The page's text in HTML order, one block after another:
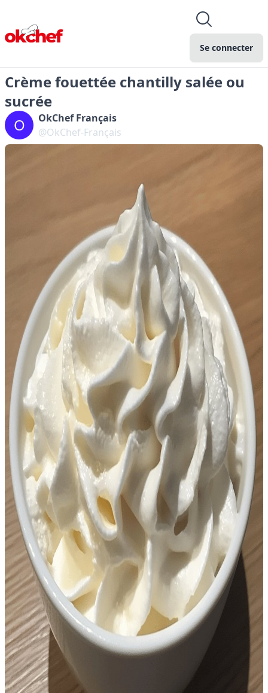
Se connecter
Crème fouettée chantilly salée ou
sucrée
O
OkChef Français
@OkChef-Français